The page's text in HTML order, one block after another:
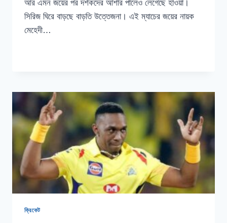
আর এমন জয়ের পর দর্শকদের আশার পালেও লেগেছে হাওয়া।
সিরিজ ঘিরে বাড়ছে বাড়তি উত্তেজনা। এই ম্যাচের জয়ের নায়ক
মেহেদী…
মিরাজ
কি
বললেন?
ক্রিকেট